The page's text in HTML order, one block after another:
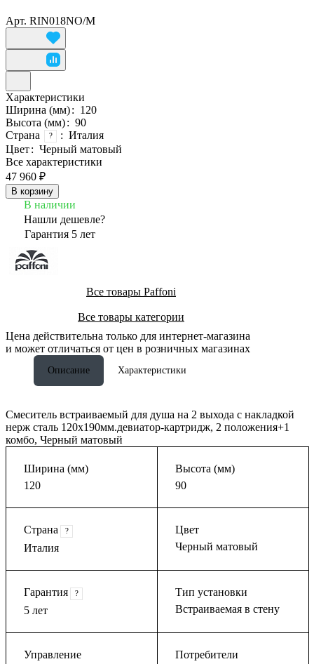
Арт. RIN018NO/M
Характеристики
Ширина (мм): 120
Высота (мм): 90
Страна
? : Италия
Цвет: Черный матовый
Все характеристики
47 960 ₽
В корзину
В наличии
Нашли дешевле?
Гарантия 5 лет
Все товары Paffoni
Все товары категории
Цена действительна только для интернет-магазина
и может отличаться от цен в розничных магазинах
Описание Характеристики
Смеситель встраиваемый для душа на 2 выхода с накладкой
нерж сталь 120х190мм.девиатор-картридж, 2 положения+1
комбо, Черный матовый
Ширина (мм)
120
Высота (мм)
90
Страна ?
Италия
Цвет
Черный матовый
Гарантия ?
5 лет
Тип установки
Встраиваемая в стену
Управление
Потребители